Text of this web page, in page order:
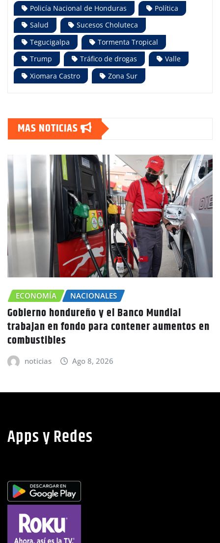
Policía Nacional de Honduras
Política
Salud
Sucesos Choluteca
Tegucigalpa
Tormenta Tropical
Trump
Tráfico de drogas
Valle
Xiomara Castro
Zona Sur
MAS NOTICIAS
CHOLUTECA ZONA SUR
Canícula agravaría la sequía en Honduras
advierte Copeco
noticias Ago 8, 2026
Apps y Redes